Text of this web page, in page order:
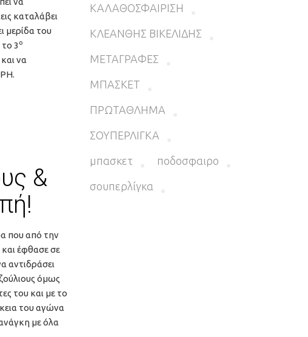
καταλάβει
μερίδα του
3 ο
να
&
που από την
έφθασε σε
αντιδράσει
όμως
του και με το
του αγώνα
με όλα
ΚΑΛΑΘΟΣΦΑΙΡΙΣΗ
ΚΛΕΑΝΘΗΣ ΒΙΚΕΛΙΔΗΣ
ΜΕΤΑΓΡΑΦΕΣ
ΜΠΑΣΚΕΤ
ΠΡΩΤΑΘΛΗΜΑ
ΣΟΥΠΕΡΛΙΓΚΑ
μπασκετ ποδοσφαιρο
σουπερλίγκα